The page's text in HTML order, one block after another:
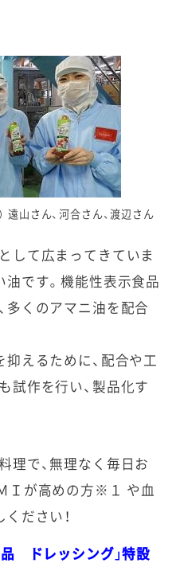
遠山さん、河合さん、渡辺さん
して広まってきていま
油です。機能性表示食品
多くのアマニ油を配合
えるために、配合や工
試作を行い、製品化す
理で、無理なく毎日お
Ｉが高めの方※１ や血
ださい！
ドレッシング」特設